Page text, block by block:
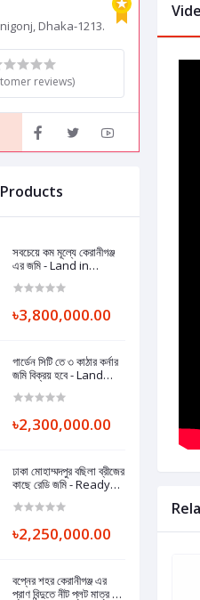
Dhaka-1213.
reviews)
সবচেয়ে কম মূল্যে কেরানীগঞ্জ
এর জমি - Land in
lowest price.
৳3,800,000.00
গার্ডেন সিটি তে ৩ কাঠার কর্নার
জমি বিক্রয় হবে - Land
Near Washpur
৳2,300,000.00
ঢাকা মোহাম্মদপুর বছিলা ব্রীজের
কাছে রেডি জমি - Ready
Bridge
Dhaka.
৳2,250,000.00
বপ্নের শহর কেরানীগঞ্জ এর
প্রাণ বিন্দুতে নীট প্লট মাত্র ১০